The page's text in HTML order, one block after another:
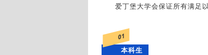
爱丁堡大学会保证所有满足
01
本科生